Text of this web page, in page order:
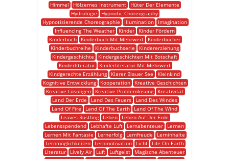
Himmel
Hölzernes Instrument
Hüter Der Elemente
Hydrologie
Hypnotic Choreography
Hypnotisierende Choreographie
Illumination
Imagination
Influencing The Weather
Kinder
Kinder Fördern
Kinderbuch
Kinderbuch Mit Mehrwert
Kinderbücher
Kinderbuchreihe
Kinderbuchserie
Kindererziehung
Kindergeschichte
Kindergeschichten Mit Botschaft
Kinderliteratur
Kinderliteratur Mit Mehrwert
Kindgerechte Erzählung
Klarer Blauer See
Kleinkind
Kognitive Entwicklung
Kooperation
Kreative Geschichten
Kreative Lösungen
Kreative Problemlösung
Kreativität
Land Der Erde
Land Des Feuers
Land Des Windes
Land Of Fire
Land Of The Earth
Land Of The Wind
Leaves Rustling
Leben
Leben Auf Der Erde
Lebensspendend
Lebhafte Luft Lernabenteuer
Lernen
Lernen Mit Fantasie
Lernerfolg Lernfreude
Lerninhalte
Lernmöglichkeiten
Lernmotivation Licht
Life On Earth
Literatur
Lively Air Luft Luftgeist
Magische Abenteuer